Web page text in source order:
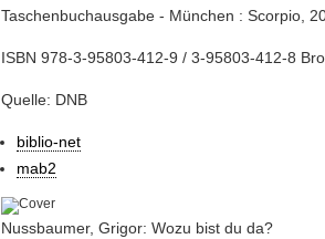
Taschenbuchausgabe - München : Scorpio,
ISBN 978-3-95803-412-9 / 3-95803-412-8
Quelle: DNB
biblio-net
mab2
Nussbaumer, Grigor: Wozu bist du da?